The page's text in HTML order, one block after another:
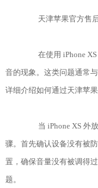
天津苹果官方售后
在使用 iPhone XS
音的现象。这类问题通常
详细介绍如何通过天津苹
当 iPhone XS 外放
骤。首先确认设备没有被
置，确保音量没有被调得
题。